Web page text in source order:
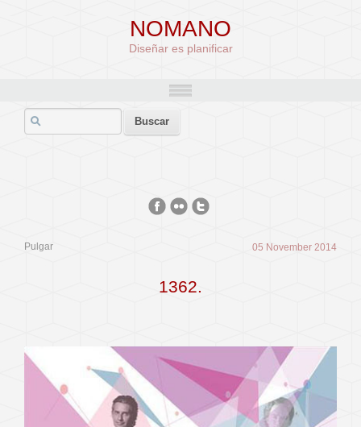
NOMANO
Diseñar es planificar
Pulgar 05 November 2014
1362.